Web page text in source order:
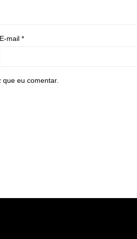
E-mail *
eu comentar.